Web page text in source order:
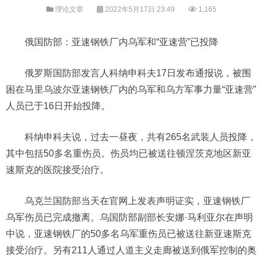
理论文章 2022年5月17日 23:49 1,165
俄国防部：亚速钢铁厂内乌军和“亚速营”已投降
俄罗斯国防部发言人科纳申科夫17日发布通报说，被围
困在马里乌波尔亚速钢铁厂内的乌军和乌方军事力量“亚速营”
人员已于16日开始投降。
科纳申科夫说，过去一昼夜，共有265名武装人员投降，
其中包括50多名重伤员。伤员均已被送往顿涅茨克地区新亚
速斯克的医院接受治疗。
乌克兰国防部当天在官网上发表声明证实，亚速钢铁厂
乌军伤员已完成撤离。乌国防部副部长安娜·马利亚尔在声明
中说，亚速钢铁厂的50多名乌军重伤员已被送往新亚速斯克
接受治疗。另有211人通过人道主义走廊被送到俄军控制的奥